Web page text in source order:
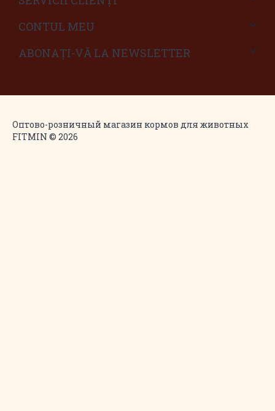
CONTUL MEU
ABONAȚI-VĂ LA NEWSLETTER
Оптово-розничный магазин кормов для животных
FITMIN © 2026